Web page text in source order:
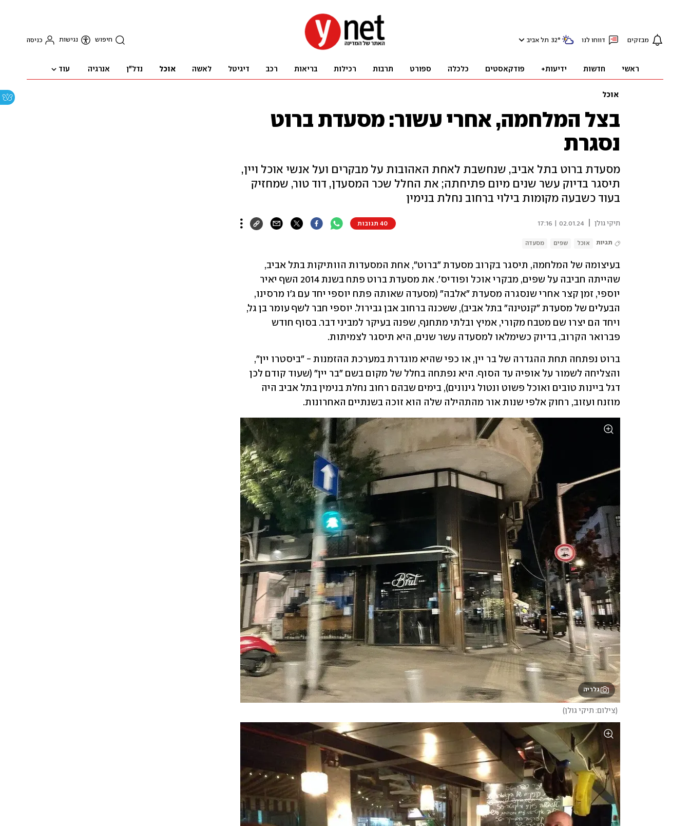
מבזקים דווחו לנו 32° תל אביב חיפוש נגישות כניסה
ראשי חדשות ידיעות+ פודקאסטים כלכלה ספורט תרבות רכילות בריאות רכב דיגיטל לאשה אוכל נדל"ן אנרגיה עוד
אוכל
בצל המלחמה, אחרי עשור: מסעדת ברוט
נסגרת
מסעדת ברוט בתל אביב, שנחשבת לאחת האהובות על מבקרים ועל אנשי אוכל ויין,
תיסגר בדיוק עשר שנים מיום פתיחתה; את החלל שכר המסעדן, דוד טור, שמחזיק
בעוד כשבעה מקומות בילוי ברחוב נחלת בנימין
תיקי גולן 02.01.24 | 17:16 40 תגובות
תגיות אוכל שפים מסעדה
פברואר הקרוב, בדיוק כשימלאו למסעדה עשר שנים, היא תיסגר לצמיתות.
מוזנח ועזוב, רחוק אלפי שנות אור מהתהילה שלה הוא זוכה בשנתיים האחרונות.
גלריה
(צילום: תיקי גולן)